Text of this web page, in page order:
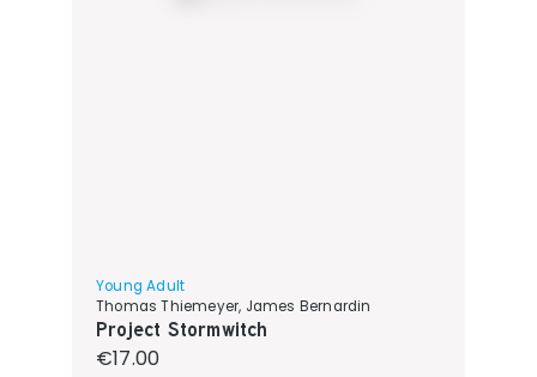
Young Adult
Thomas Thiemeyer, James Bernardin
Project Stormwitch
Regular price:
€17.00